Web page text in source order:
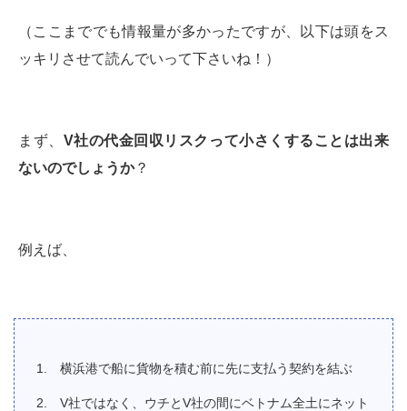
（ここまででも情報量が多かったですが、以下は頭をス
ッキリさせて読んでいって下さいね！）
まず、 V社の代金回収リスクって小さくすることは出来
ないのでしょうか？
例えば、
横浜港で船に貨物を積む前に先に支払う契約を結ぶ
V社ではなく、ウチとV社の間にベトナム全土にネット